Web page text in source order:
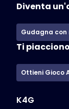
Diventa
Gudagna con
Ti
Ottieni Gioco
K4G